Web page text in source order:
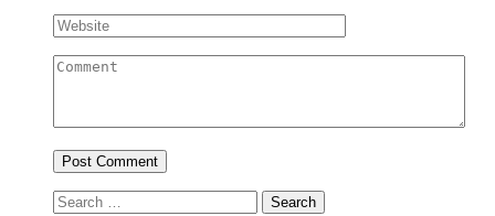
Search